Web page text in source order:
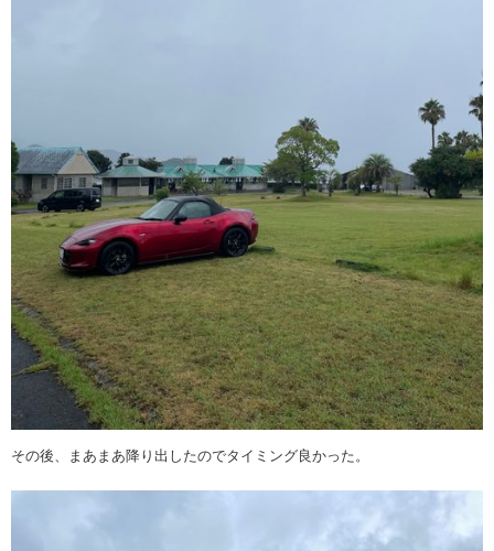
その後、まあまあ降り出したのでタイミング良かった。